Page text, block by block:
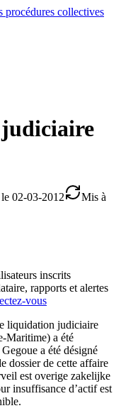
procédures collectives
02-03-2012
Mis à
inscrits
rapports et alertes
vous
liquidation judiciaire
Maritime) a été
a été désigné
dossier de cette affaire
est overige zakelijke
insuffisance d’actif est